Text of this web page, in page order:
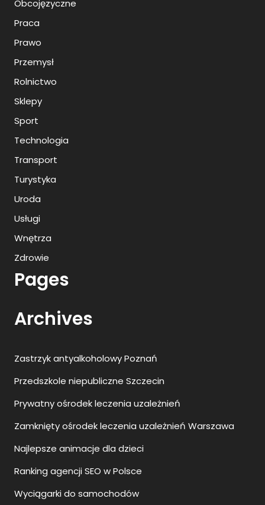
Obcojęzyczne
Praca
Prawo
Przemysł
Rolnictwo
Sklepy
Sport
Technologia
Transport
Turystyka
Uroda
Usługi
Wnętrza
Zdrowie
Pages
Archives
Zastrzyk antyalkoholowy Poznań
Przedszkole niepubliczne Szczecin
Prywatny ośrodek leczenia uzależnień
Zamknięty ośrodek leczenia uzależnień Warszawa
Najlepsze animacje dla dzieci
Ranking agencji SEO w Polsce
Wyciągarki do samochodów